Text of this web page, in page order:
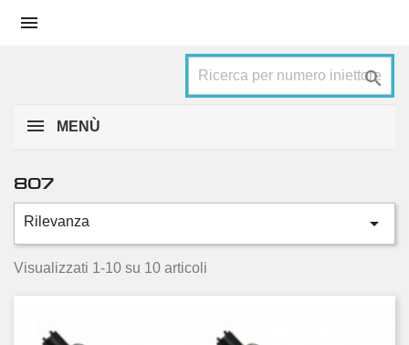


MENÙ
2.0 HDI
4
807
Rilevanza 
Visualizzati 1-10 su 10 articoli